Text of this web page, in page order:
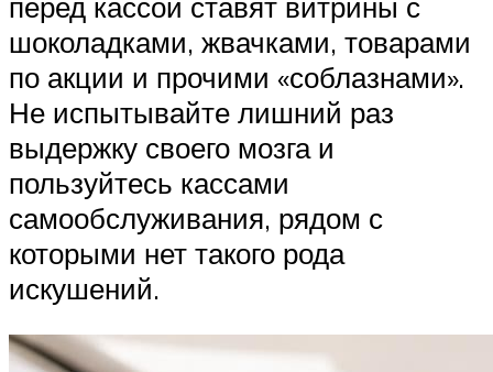
шоколадками, жвачками, товарами
по акции и прочими «соблазнами».
Не испытывайте лишний раз
выдержку своего мозга и
пользуйтесь кассами
самообслуживания, рядом с
которыми нет такого рода
искушений.